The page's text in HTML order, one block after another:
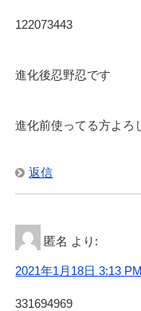
122073443
進化後忍野忍です
進化前使ってる方よろ
返信
匿名 より:
2021年1月18日 3:13 PM
331694969